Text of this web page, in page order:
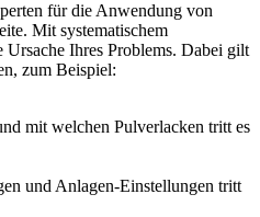
für die Anwendung von
Mit systematischem
Ihres Problems. Dabei gilt
zum Beispiel:
mit welchen Pulverlacken tritt es
und Anlagen-Einstellungen tritt